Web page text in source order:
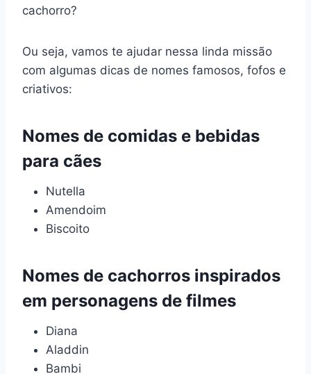
cachorro?
Ou seja, vamos te ajudar nessa linda missão
com algumas dicas de nomes famosos, fofos e
criativos:
Nomes de comidas e bebidas
para cães
Nutella
Amendoim
Biscoito
Nomes de cachorros inspirados
em personagens de filmes
Diana
Aladdin
Bambi